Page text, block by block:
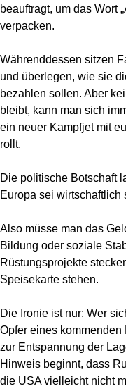
beauftragt, um das Wort
verpacken.
Währenddessen sitzen
und überlegen, wie sie
bezahlen sollen. Aber
bleibt, kann man sich
ein neuer Kampfjet mit
rollt.
Die politische Botschaft
Europa sei wirtschaftlich
Also müsse man das
Bildung oder soziale
Rüstungsprojekte
Speisekarte stehen.
Die Ironie ist nur: Wer
Opfer eines
zur Entspannung der
Hinweis beginnt, dass
die USA vielleicht nicht